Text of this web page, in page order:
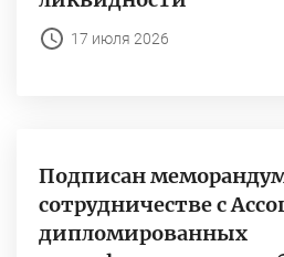
17 июля 2026
Подписан
сотрудничестве с
дипломированных